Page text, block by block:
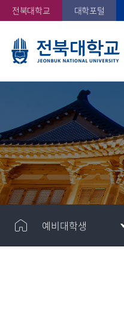
전북대학교 대학포털
예비대학생